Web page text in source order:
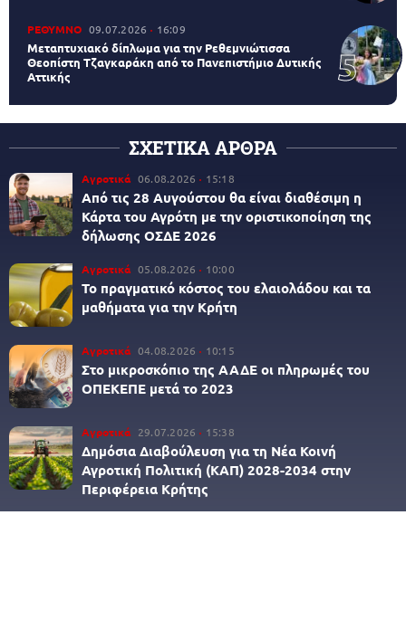
ΡΕΘΥΜΝΟ 09.07.2026 16:09
Μεταπτυχιακό δίπλωμα για την Ρεθεμνιώτισσα
Θεοπίστη Τζαγκαράκη από το Πανεπιστήμιο Δυτικής
Αττικής
ΣΧΕΤΙΚΑ ΑΡΘΡΑ
Αγροτικά 06.08.2026 15:18
Από τις 28 Αυγούστου θα είναι διαθέσιμη η
Κάρτα του Αγρότη με την οριστικοποίηση της
δήλωσης ΟΣΔΕ 2026
Αγροτικά 05.08.2026 10:00
Το πραγματικό κόστος του ελαιολάδου και τα
μαθήματα για την Κρήτη
Αγροτικά 04.08.2026 10:15
Στο μικροσκόπιο της ΑΑΔΕ οι πληρωμές του
ΟΠΕΚΕΠΕ μετά το 2023
Αγροτικά 29.07.2026 15:38
Δημόσια Διαβούλευση για τη Νέα Κοινή
Αγροτική Πολιτική (ΚΑΠ) 2028-2034 στην
Περιφέρεια Κρήτης